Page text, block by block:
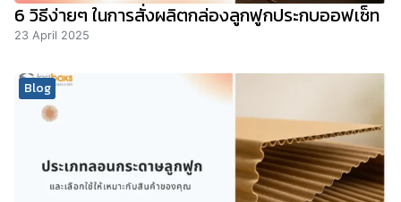
6 วิธีง่ายๆ ในการสั่งผลิตกล่องลูกฟูกประกบออฟเซ็ท
23 April 2025
Blog